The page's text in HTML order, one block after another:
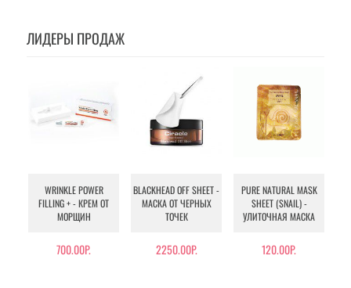
ЛИДЕРЫ ПРОДАЖ
WRINKLE POWER
FILLING + - КРЕМ ОТ
МОРЩИН
700.00Р.
BLACKHEAD OFF SHEET -
МАСКА ОТ ЧЕРНЫХ
ТОЧЕК
2250.00Р.
PURE NATURAL MASK
SHEET (SNAIL) -
УЛИТОЧНАЯ МАСКА
120.00Р.